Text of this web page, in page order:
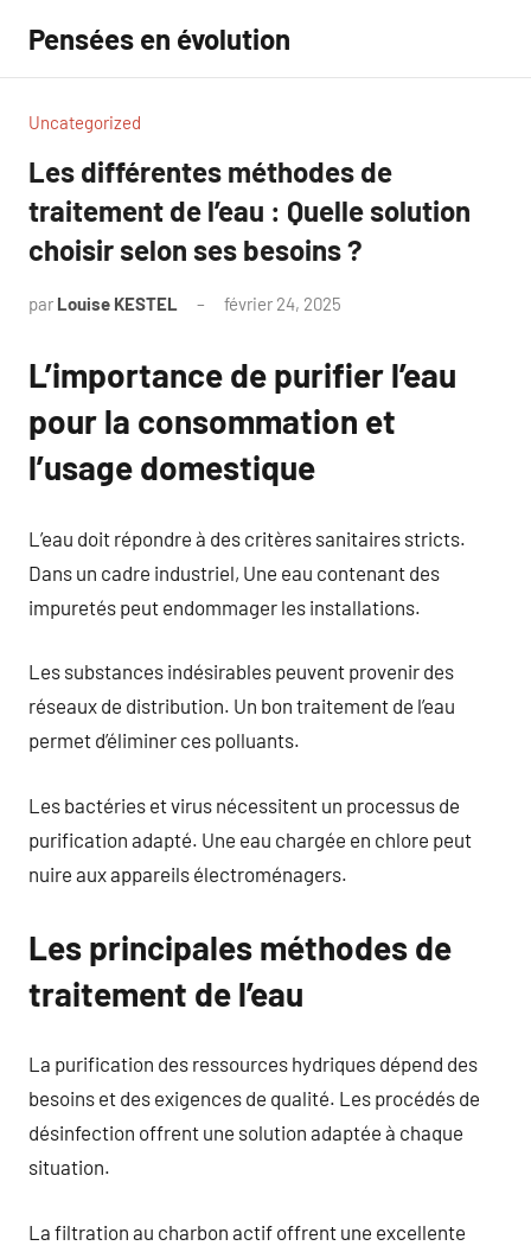
contenu
Pensées en évolution
Uncategorized
Les différentes méthodes de
traitement de l’eau : Quelle solution
choisir selon ses besoins ?
par Louise KESTEL février 24, 2025
L’importance de purifier l’eau
pour la consommation et
l’usage domestique
L’eau doit répondre à des critères sanitaires stricts.
Dans un cadre industriel, Une eau contenant des
impuretés peut endommager les installations.
Les substances indésirables peuvent provenir des
réseaux de distribution. Un bon traitement de l’eau
permet d’éliminer ces polluants.
Les bactéries et virus nécessitent un processus de
purification adapté. Une eau chargée en chlore peut
nuire aux appareils électroménagers.
Les principales méthodes de
traitement de l’eau
La purification des ressources hydriques dépend des
besoins et des exigences de qualité. Les procédés de
désinfection offrent une solution adaptée à chaque
situation.
La filtration au charbon actif offrent une excellente